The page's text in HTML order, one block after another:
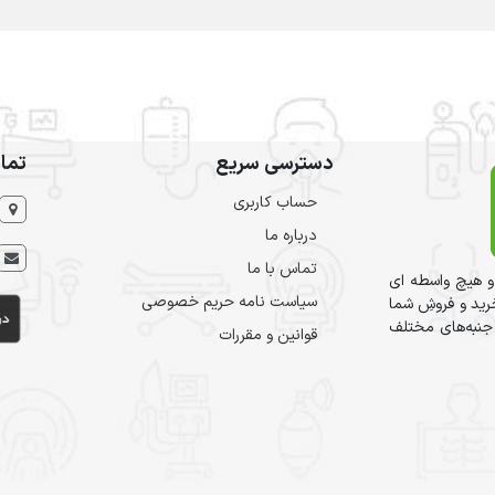
هیچ واسطه ای
و فروشِ شما
جنبه‌های مختلف
دسترسی سریع
حساب کاربری
درباره ما
تماس با ما
سیاست نامه حریم خصوصی
قوانین و مقررات